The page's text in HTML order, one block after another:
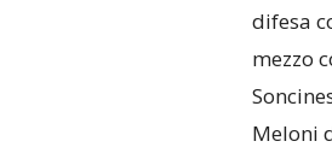
difesa
mezzo
Meloni